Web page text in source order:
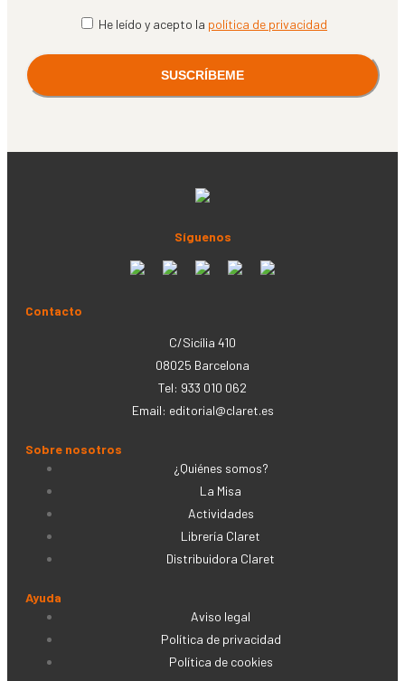
He leído y acepto la política de privacidad
Síguenos
Contacto
C/Sicília 410
08025 Barcelona
Tel: 933 010 062
Email: editorial@claret.es
Sobre nosotros
¿Quiénes somos?
La Misa
Actividades
Librería Claret
Distribuidora Claret
Ayuda
Aviso legal
Política de privacidad
Política de cookies